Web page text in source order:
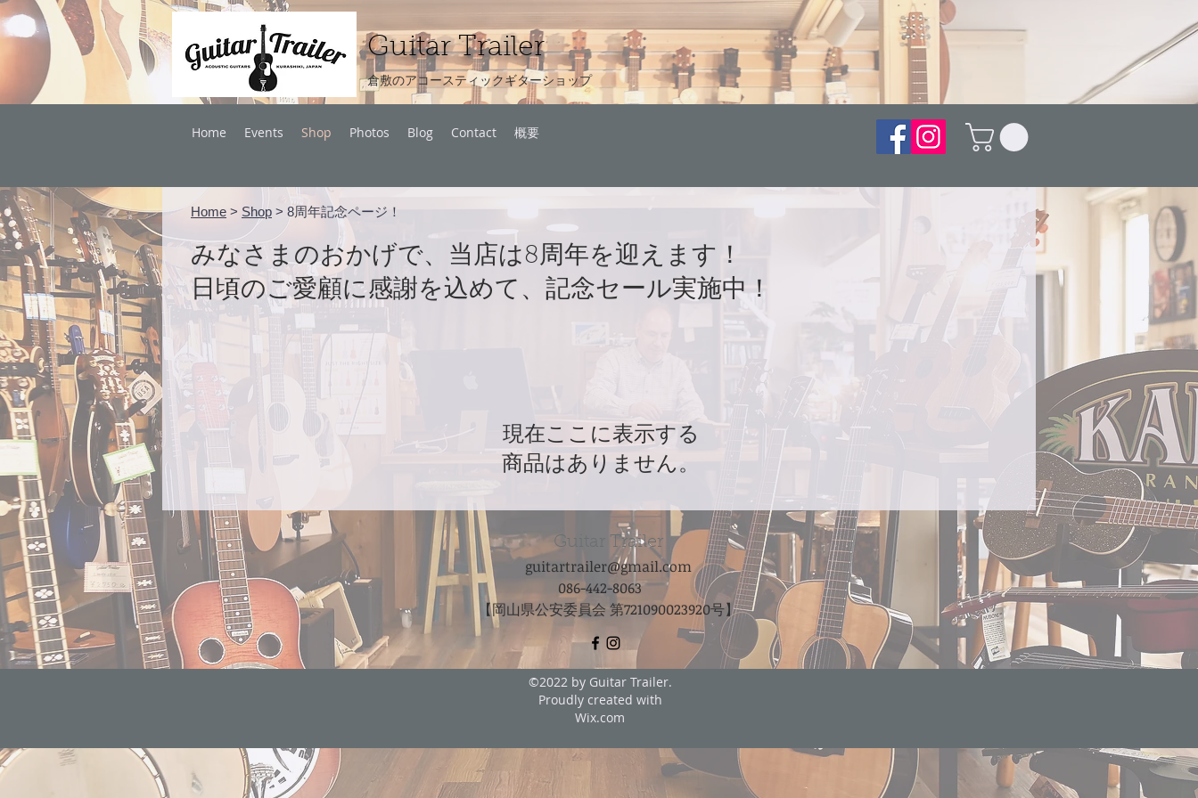
Guitar Trailer
倉敷のアコースティックギターショップ
Home Events Shop Photos Blog Contact 概要
みなさまのおかげで、当店は8周年を迎えます！
日頃のご愛顧に感謝を込めて、記念セール実施中！
Home > Shop > 8周年記念ページ！
現在ここに表示する
商品はありません。
Guitar Trailer
guitartrailer@gmail.com
086-442-8063
【岡山県公安委員会 第721090023920号】
©2022 by Guitar Trailer.
Proudly created with
Wix.com